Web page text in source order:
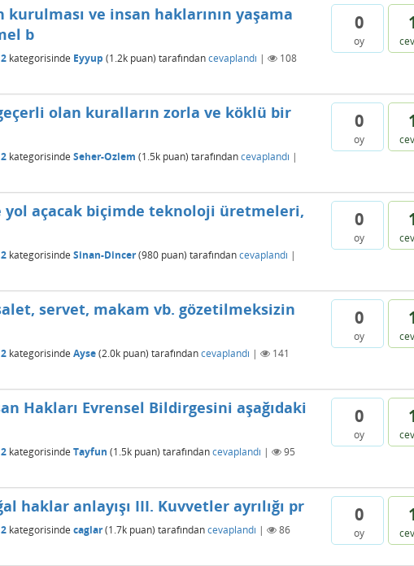
0
oy
ve insan haklarının yaşama
b
kategorisinde Eyyup (1.2k puan) tarafındancevaplandı |
108
0
oy
olan kuralların zorla ve köklü bir
kategorisinde Seher-Ozlem (1.5k puan) tarafındancevaplandı |
0
oy
açacak biçimde teknoloji üretmeleri,
kategorisinde Sinan-Dincer(980 puan) tarafındancevaplandı |
0
oy
servet, makam vb. gözetilmeksizin
kategorisinde Ayse(2.0k puan) tarafındancevaplandı |
141
0
oy
Hakları Evrensel Bildirgesini aşağıdaki
kategorisinde Tayfun (1.5k puan) tarafındancevaplandı |
95
0
oy
haklar anlayışı III. Kuvvetler ayrılığı pr
kategorisinde caglar(1.7k puan) tarafındancevaplandı |
86